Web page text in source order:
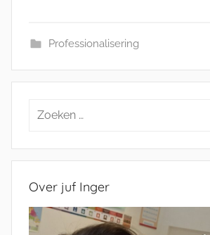
Professionalisering
Zoeken
Over juf Inger